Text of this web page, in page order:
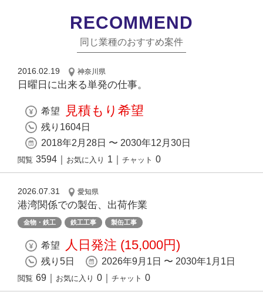
RECOMMEND
同じ業種のおすすめ案件
2016.02.19 神奈川県
日曜日に出来る単発の仕事。
希望 見積もり希望
残り1604日
2018年2月28日 〜 2030年12月30日
閲覧 3594 お気に入り 1 チャット 0
2026.07.31 愛知県
港湾関係での製缶、出荷作業
金物・鉄工 鉄工工事 製缶工事
希望 人日発注 (15,000円)
残り5日 2026年9月1日 〜 2030年1月1日
閲覧 69 お気に入り 0 チャット 0